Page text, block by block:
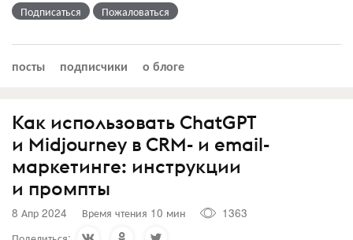
Подписаться Пожаловаться
посты подписчики о блоге
Как использовать ChatGPT
и Midjourney в CRM- и email-
маркетинге: инструкции
и промпты
8 Апр 2024 Время чтения 10 мин
1363